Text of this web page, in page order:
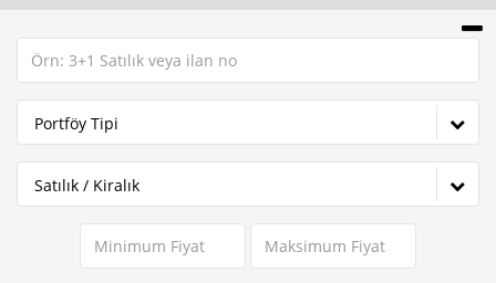
Portföy Tipi
Satılık / Kiralık